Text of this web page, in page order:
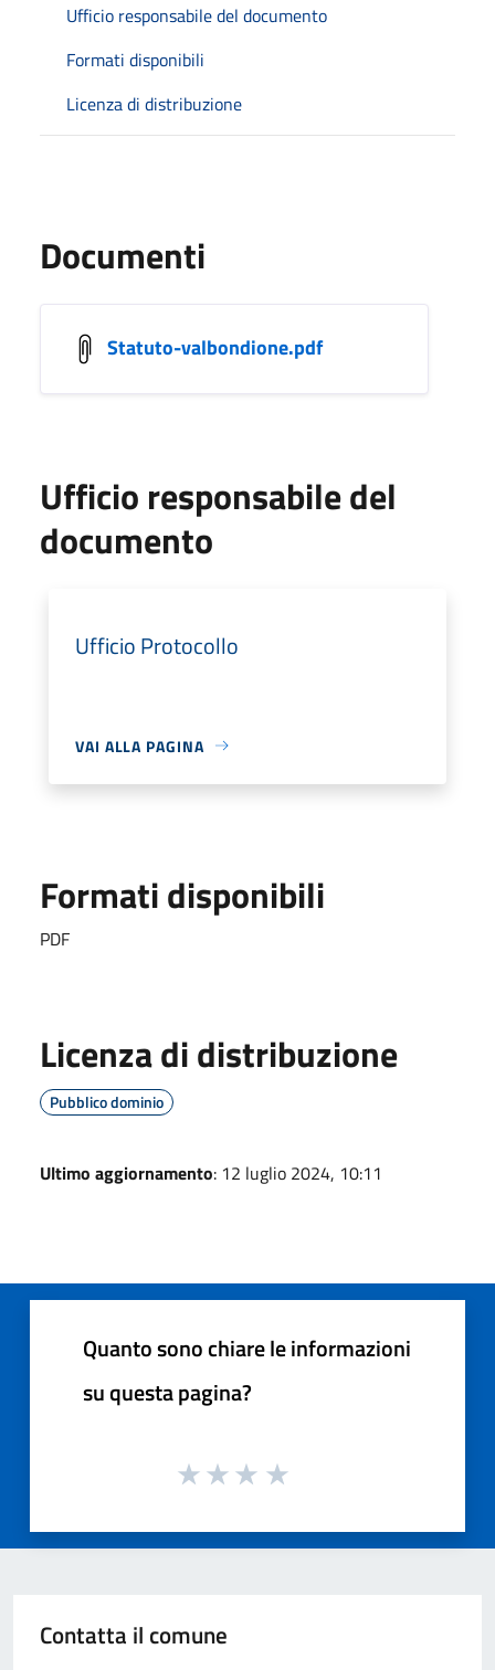
Ufficio responsabile del documento
Formati disponibili
Licenza di distribuzione
Documenti
Statuto-valbondione.pdf
Ufficio responsabile del
documento
Ufficio Protocollo
VAI ALLA PAGINA
Formati disponibili
PDF
Licenza di distribuzione
Pubblico dominio
Ultimo aggiornamento: 12 luglio 2024, 10:11
Quanto sono chiare le informazioni
su questa pagina?
Contatta il comune